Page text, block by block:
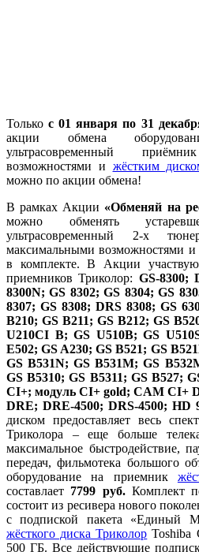
Толькос 01 января по 31
акции обмена
ультрасовременный
возможностями и жёстким
можно по акции обмена!
В рамках Акции «Обменяй на
можно обменять
ультрасовременный 2-х
максимальными возможностями
в комплекте. В Акции
приемников Триколор: GS-8300;
8300N; GS 8302; GS 8304; GS
8307; GS 8308; DRS 8308; GS
B210; GS B211; GS B212; GS
U210CI B; GS U510B; GS
E502; GS A230; GS B521; GS
GS B531N; GS B531M; GS
GS B5310; GS B5311; GS B527;
CI+; модуль CI+ gold; CAM CI+
DRE; DRE-4500; DRS-4500; HD
диском предоставляет весь
Триколора – еще больше
максимальное быстродействие,
передач, фильмотека большого
оборудование на приемник
составлает 7799 руб.Комплект
состоит из ресивера нового
с подпиской пакета «Единый
жёсткого диска Триколор Toshiba
500 ГБ. Все действующие